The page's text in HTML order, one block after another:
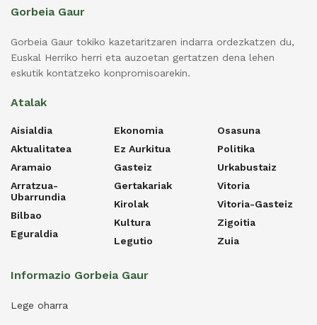
Gorbeia Gaur
Gorbeia Gaur tokiko kazetaritzaren indarra ordezkatzen du,
Euskal Herriko herri eta auzoetan gertatzen dena lehen
eskutik kontatzeko konpromisoarekin.
Atalak
Aisialdia
Aktualitatea
Aramaio
Arratzua-
Ubarrundia
Bilbao
Eguraldia
Ekonomia
Ez Aurkitua
Gasteiz
Gertakariak
Kirolak
Kultura
Legutio
Osasuna
Politika
Urkabustaiz
Vitoria
Vitoria-Gasteiz
Zigoitia
Zuia
Informazio Gorbeia Gaur
Lege oharra